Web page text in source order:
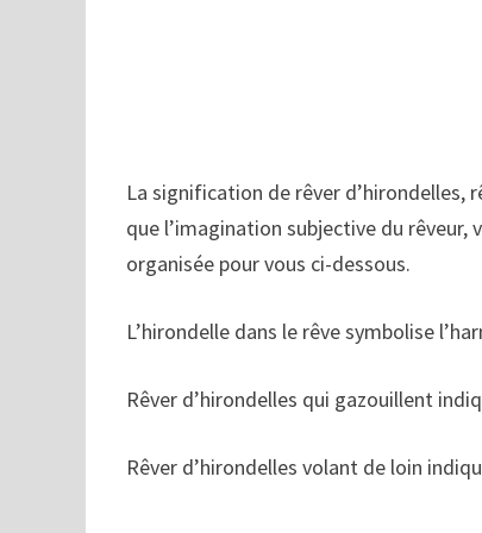
La signification de rêver d’hirondelles,
que l’imagination subjective du rêveur,
organisée pour vous ci-dessous.
L’hirondelle dans le rêve symbolise
Rêver d’hirondelles qui gazouillent
Rêver d’hirondelles volant de loin